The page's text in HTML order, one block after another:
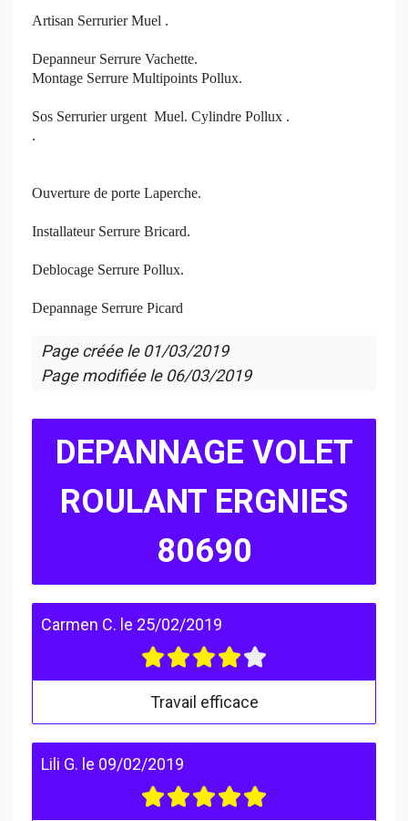
Artisan Serrurier Muel .
Depanneur Serrure Vachette.
Montage Serrure Multipoints Pollux.
Sos Serrurier urgent Muel. Cylindre Pollux .
.
Ouverture de porte Laperche.
Installateur Serrure Bricard.
Deblocage Serrure Pollux.
Depannage Serrure Picard
Page créée le 01/03/2019
Page modifiée le 06/03/2019
DEPANNAGE VOLET
ROULANT ERGNIES
80690
Carmen C. le 25/02/2019
Travail efficace
Lili G. le 09/02/2019